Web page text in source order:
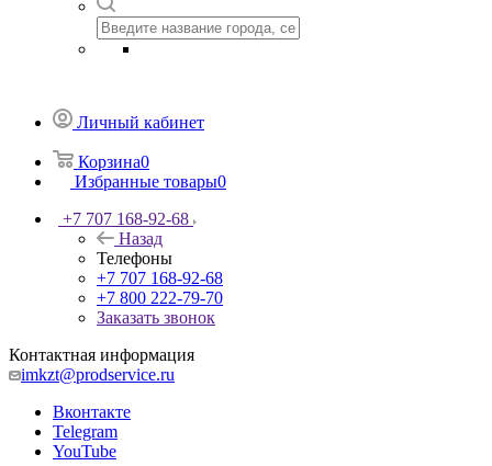
Личный кабинет
Корзина0
Избранные товары0
+7 707 168-92-68
Назад
Телефоны
+7 707 168-92-68
+7 800 222-79-70
Заказать звонок
Контактная информация
imkzt@prodservice.ru
Вконтакте
Telegram
YouTube